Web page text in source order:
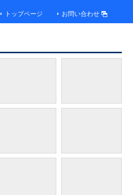
トップページ お問い合わせ